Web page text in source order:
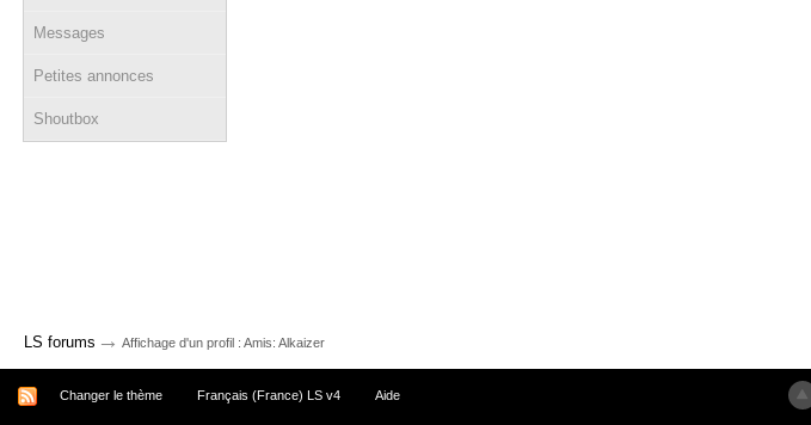
Messages
Petites annonces
Shoutbox
LS forums → Affichage d'un profil : Amis: Alkaizer
Changer le thème Français (France) LS v4 Aide